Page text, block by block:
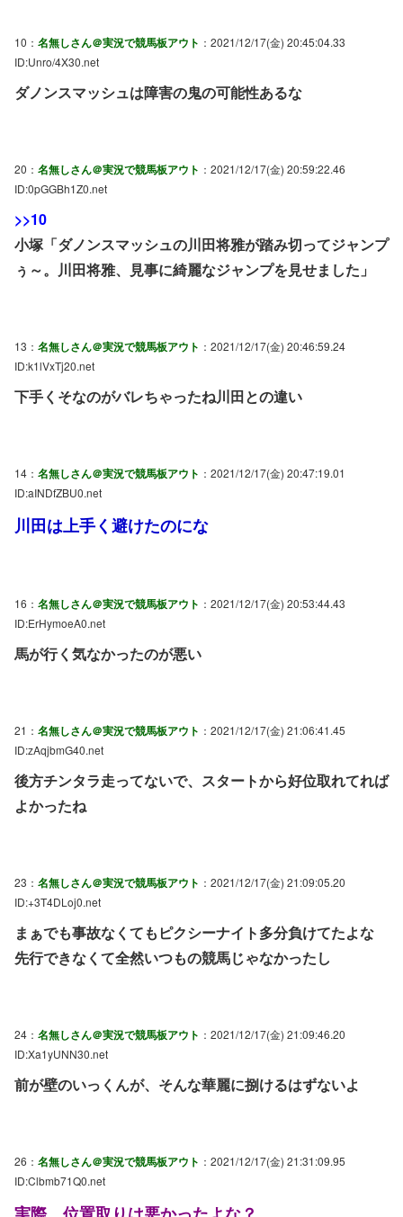
10： 名無しさん＠実況で競馬板アウト ：2021/12/17(金) 20:45:04.33
ID:Unro/4X30.net
ダノンスマッシュは障害の鬼の可能性あるな
20： 名無しさん＠実況で競馬板アウト ：2021/12/17(金) 20:59:22.46
ID:0pGGBh1Z0.net
>>10
小塚「ダノンスマッシュの川田将雅が踏み切ってジャンプ
ぅ～。川田将雅、見事に綺麗なジャンプを見せました」
13： 名無しさん＠実況で競馬板アウト ：2021/12/17(金) 20:46:59.24
ID:k1lVxTj20.net
下手くそなのがバレちゃったね川田との違い
14： 名無しさん＠実況で競馬板アウト ：2021/12/17(金) 20:47:19.01
ID:aINDfZBU0.net
川田は上手く避けたのにな
16： 名無しさん＠実況で競馬板アウト ：2021/12/17(金) 20:53:44.43
ID:ErHymoeA0.net
馬が行く気なかったのが悪い
21： 名無しさん＠実況で競馬板アウト ：2021/12/17(金) 21:06:41.45
ID:zAqjbmG40.net
後方チンタラ走ってないで、スタートから好位取れてれば
よかったね
23： 名無しさん＠実況で競馬板アウト ：2021/12/17(金) 21:09:05.20
ID:+3T4DLoj0.net
まぁでも事故なくてもピクシーナイト多分負けてたよな
先行できなくて全然いつもの競馬じゃなかったし
24： 名無しさん＠実況で競馬板アウト ：2021/12/17(金) 21:09:46.20
ID:Xa1yUNN30.net
前が壁のいっくんが、そんな華麗に捌けるはずないよ
26： 名無しさん＠実況で競馬板アウト ：2021/12/17(金) 21:31:09.95
ID:Clbmb71Q0.net